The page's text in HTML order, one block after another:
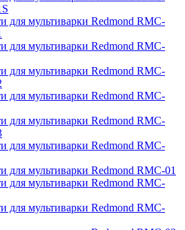
для мультиварки Redmond RMC-
для мультиварки Redmond RMC-
для мультиварки Redmond RMC-
для мультиварки Redmond RMC-
для мультиварки Redmond RMC-
для мультиварки Redmond RMC-
для мультиварки Redmond RMC-01
для мультиварки Redmond RMC-
для мультиварки Redmond RMC-